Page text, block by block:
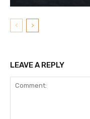
LEAVE A REPLY